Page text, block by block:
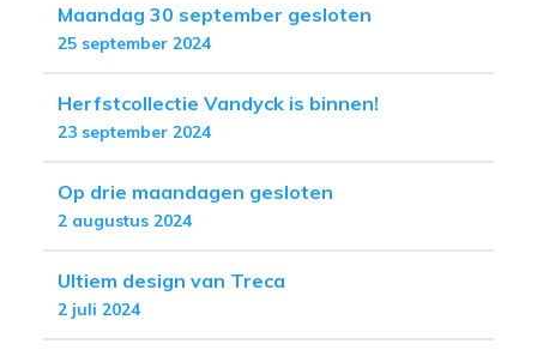
Maandag 30 september gesloten
25 september 2024
Herfstcollectie Vandyck is binnen!
23 september 2024
Op drie maandagen gesloten
2 augustus 2024
Ultiem design van Treca
2 juli 2024